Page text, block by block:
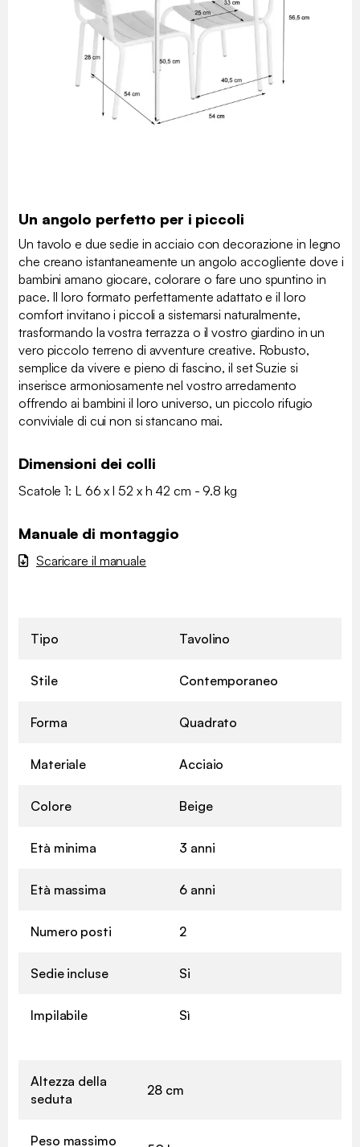
Un angolo perfetto per i piccoli
Un tavolo e due sedie in acciaio con decorazione in legno
che creano istantaneamente un angolo accogliente dove i
bambini amano giocare, colorare o fare uno spuntino in
pace. Il loro formato perfettamente adattato e il loro
comfort invitano i piccoli a sistemarsi naturalmente,
trasformando la vostra terrazza o il vostro giardino in un
vero piccolo terreno di avventure creative. Robusto,
semplice da vivere e pieno di fascino, il set Suzie si
inserisce armoniosamente nel vostro arredamento
offrendo ai bambini il loro universo, un piccolo rifugio
conviviale di cui non si stancano mai.
Dimensioni dei colli
Scatole 1: L 66 x l 52 x h 42 cm - 9.8 kg
Manuale di montaggio
Scaricare il manuale
Tipo Tavolino
Stile Contemporaneo
Forma Quadrato
Materiale Acciaio
Colore Beige
Età minima 3 anni
Età massima 6 anni
Numero posti 2
Sedie incluse Si
Impilabile Sì
Altezza della
seduta
28 cm
Peso massimo